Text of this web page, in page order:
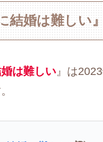
結婚は難しい
は難しい』は